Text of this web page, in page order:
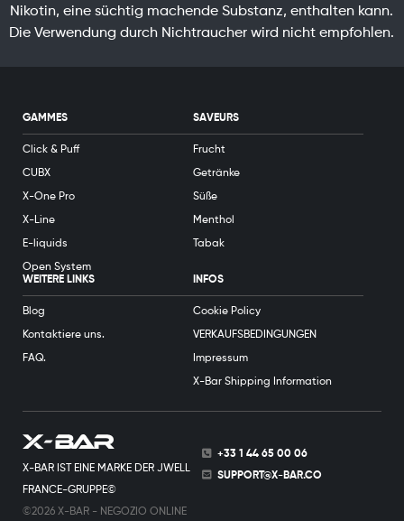
Nikotin, eine süchtig machende Substanz, enthalten kann.
Die Verwendung durch Nichtraucher wird nicht empfohlen.
X-BAR IST EINE MARKE DER JWELL
FRANCE-GRUPPE©
©2026 X-BAR - NEGOZIO ONLINE
+33 1 44 65 00 06
SUPPORT@X-BAR.CO
GAMMES
Click & Puff
CUBX
X-One Pro
X-Line
E-liquids
Open System
SAVEURS
Frucht
Getränke
Süße
Menthol
Tabak
WEITERE LINKS
Blog
Kontaktiere uns.
FAQ.
INFOS
Cookie Policy
VERKAUFSBEDINGUNGEN
Impressum
X-Bar Shipping Information